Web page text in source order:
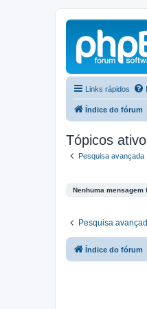
Links rápidos
Índice do fórum
Tópicos
Pesquisa avançada
Nenhuma
Pesquisa
Índice do fórum